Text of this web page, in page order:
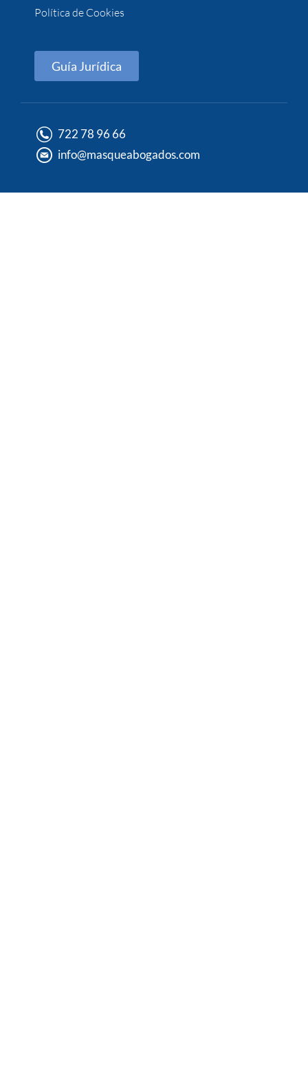
Política de Cookies
Guía Jurídica
722 78 96 66
info@masqueabogados.com